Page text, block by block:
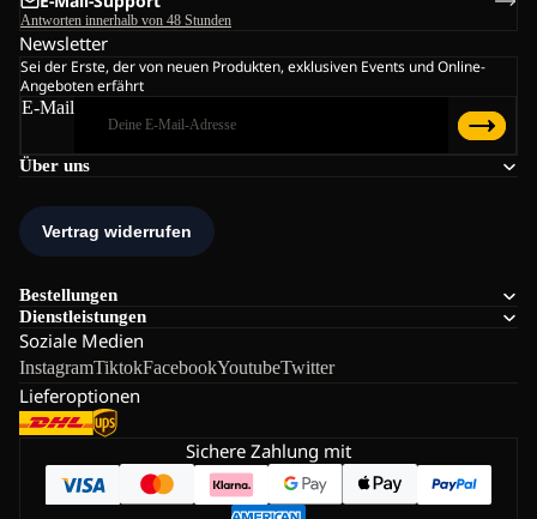
Über uns
Bestellungen
Dienstleistungen
Soziale Medien
InstagramTiktokFacebookYoutubeTwitter
Lieferoptionen
Antworten innerhalb von 48 Stunden
Newsletter
Sei der Erste, der von neuen Produkten, exklusiven Events und Online-
Angeboten erfährt
E-Mail
Sichere Zahlung mit